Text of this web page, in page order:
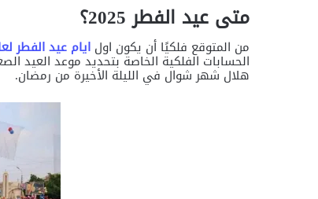
متى عيد الفطر 2025؟
من المتوقع فلكيًا أن يكون اول ايام عيد الفطر لعام
هلال شهر شوال في الليلة الأخيرة من رمضان.